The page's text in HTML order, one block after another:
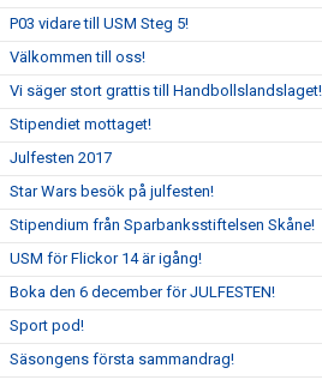
P03 vidare till USM Steg 5!
Välkommen till oss!
Vi säger stort grattis till Handbollslandslaget!
Stipendiet mottaget!
Julfesten 2017
Star Wars besök på julfesten!
Stipendium från Sparbanksstiftelsen Skåne!
USM för Flickor 14 är igång!
Boka den 6 december för JULFESTEN!
Sport pod!
Säsongens första sammandrag!